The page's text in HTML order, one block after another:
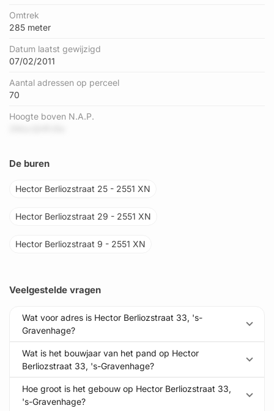
Omtrek
285 meter
Datum laatst gewijzigd
07/02/2011
Aantal adressen op perceel
70
Hoogte boven N.A.P.
De buren
Hector Berliozstraat 25 - 2551 XN
Hector Berliozstraat 29 - 2551 XN
Hector Berliozstraat 9 - 2551 XN
Veelgestelde vragen
Wat voor adres is Hector Berliozstraat 33, 's-
Gravenhage?
Wat is het bouwjaar van het pand op Hector
Berliozstraat 33, 's-Gravenhage?
Hoe groot is het gebouw op Hector Berliozstraat 33,
's-Gravenhage?